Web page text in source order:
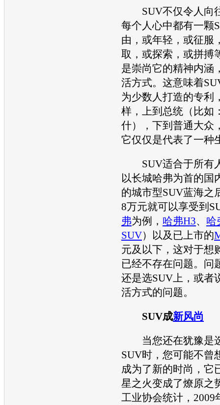
SUV不仅令人向
每个人心中都有一颗
由，或年轻，或征服
取，或探索，或拼搏
是崇尚它的精神内涵
活方式。这意味着
为少数人打造的专利
样，上到总统（比如
什），下到普通大众
它仅仅是代表了一种
SUV适合于所有
以长城哈弗为首的国
的城市型SUV蓝海之
8万元就可以享受到
弗为例， 哈弗H3、 哈
SUV）以及已上市的
元及以下，这对于想
已经不存在问题。问
还是选SUV 上，或
活方式的问题。
SUV成新风尚
当您还在犹豫是
SUV时，您可能不曾
成为了新的时尚，它
星之火变成了燎原之
工业协会统计，2009